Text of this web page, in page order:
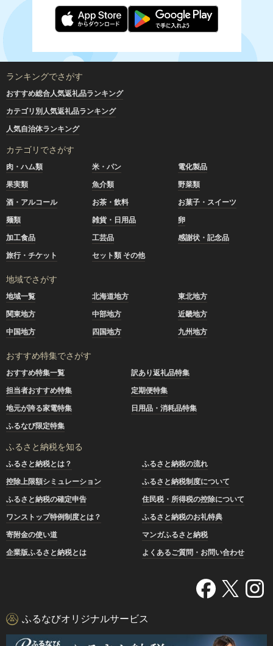
ランキングでさがす
おすすめ総合人気返礼品ランキング
カテゴリ別人気返礼品ランキング
人気自治体ランキング
カテゴリでさがす
肉・ハム類 米・パン
電化製品
果実類
魚介類
野菜類
酒・アルコール
お茶・飲料
お菓子・スイーツ
麺類
雑貨・日用品
卵
加工食品
工芸品
感謝状・記念品
旅行・チケット
セット類 その他
地域でさがす
地域一覧 北海道地方
東北地方
関東地方
中部地方
近畿地方
中国地方
四国地方 九州地方
おすすめ特集でさがす
おすすめ特集一覧
訳あり返礼品特集
担当者おすすめ特集
定期便特集
地元が誇る家電特集
日用品・消耗品特集
ふるなび限定特集
ふるさと納税を知る
ふるさと納税とは？
ふるさと納税の流れ
控除上限額シミュレーション
ふるさと納税制度について
ふるさと納税の確定申告
住民税・所得税の控除について
ワンストップ特例制度とは？
ふるさと納税のお礼特典
寄附金の使い道
マンガふるさと納税
企業版ふるさと納税とは
よくあるご質問・お問い合わせ
ふるなびオリジナルサービス